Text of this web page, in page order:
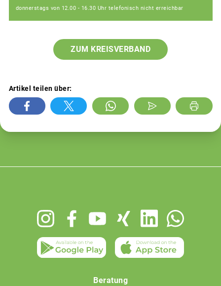
donnerstags von 12.00 - 16.30 Uhr telefonisch nicht erreichbar
ZUM KREISVERBAND
Artikel teilen über:
Beratung